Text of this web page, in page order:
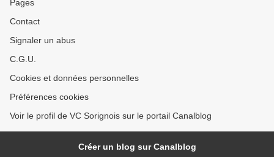
Pages
Contact
Signaler un abus
C.G.U.
Cookies et données personnelles
Préférences cookies
Voir le profil de VC Sorignois sur le portail Canalblog
Créer un blog sur Canalblog